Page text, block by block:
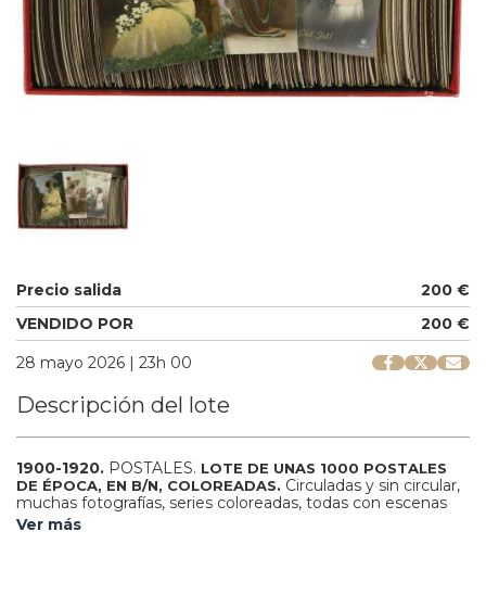
Precio salida
200 €
VENDIDO POR
200 €
28 mayo 2026 | 23h 00
Descripción del lote
1900-1920. POSTALES. LOTE DE UNAS 1000 POSTALES
DE ÉPOCA, EN B/N, COLOREADAS. Circuladas y sin circular,
muchas fotografías, series coloreadas, todas con escenas
costumbristas, personajes adultos e infantiles.
Ver más